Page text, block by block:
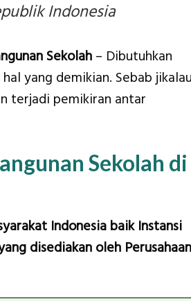
Indonesia
Sekolah – Dibutuhkan
yang demikian. Sebab jikalau
terjadi pemikiran antar
Sekolah di
Indonesia baik Instansi
disediakan oleh Perusahaan